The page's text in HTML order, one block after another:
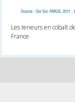
Les teneurs en cobalt
France